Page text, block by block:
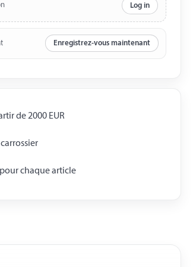
Log in
Enregistrez-vous maintenant
de 2000 EUR
chaque article